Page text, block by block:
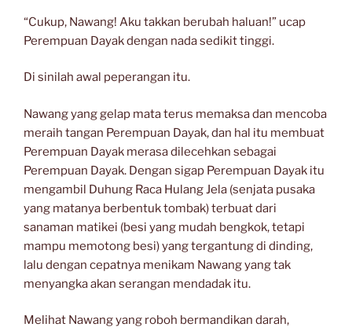
“Cukup, Nawang! Aku takkan berubah haluan!” ucap
Perempuan Dayak dengan nada sedikit tinggi.
Di sinilah awal peperangan itu.
Nawang yang gelap mata terus memaksa dan mencoba
meraih tangan Perempuan Dayak, dan hal itu membuat
Perempuan Dayak merasa dilecehkan sebagai
Perempuan Dayak. Dengan sigap Perempuan Dayak itu
mengambil Duhung Raca Hulang Jela (senjata pusaka
yang matanya berbentuk tombak) terbuat dari
sanaman matikei (besi yang mudah bengkok, tetapi
mampu memotong besi) yang tergantung di dinding,
lalu dengan cepatnya menikam Nawang yang tak
menyangka akan serangan mendadak itu.
Melihat Nawang yang roboh bermandikan darah,